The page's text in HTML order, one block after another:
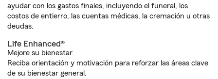
ayudar con los gastos finales, incluyendo el funeral, los
costos de entierro, las cuentas médicas, la cremación u otras
deudas.
Life Enhanced®
Mejore su bienestar.
Reciba orientación y motivación para reforzar las áreas clave
de su bienestar general.